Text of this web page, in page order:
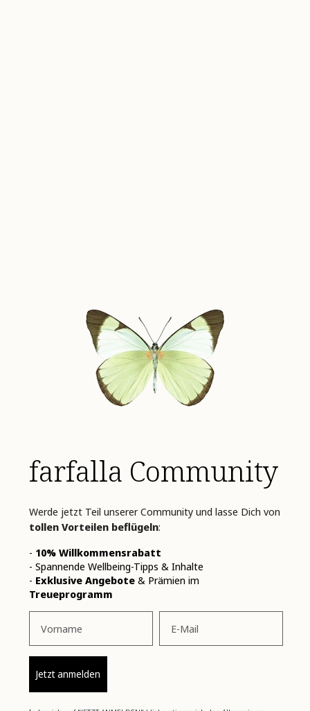
farfalla Community
Werde jetzt Teil unserer Community und lasse Dich von
tollen Vorteilen beflügeln:
- 10% Willkommensrabatt
- Spannende Wellbeing-Tipps & Inhalte
- Exklusive Angebote & Prämien im
Treueprogramm
Jetzt anmelden